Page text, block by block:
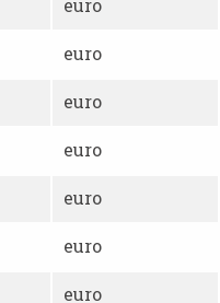
euro
euro
euro
euro
euro
euro
euro